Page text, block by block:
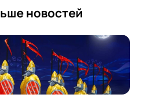
новостей